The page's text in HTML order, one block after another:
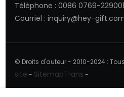
Téléphone : 0086 0769-
Courriel : inquiry@hey-
© Droits d'auteur - 2010-2024 :
site - SitemapTrans -